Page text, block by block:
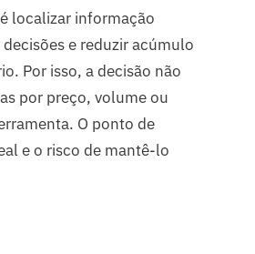
localizar informação
e reduzir acúmulo
Por isso, a decisão não
por preço, volume ou
O ponto de
e o risco de mantê-lo